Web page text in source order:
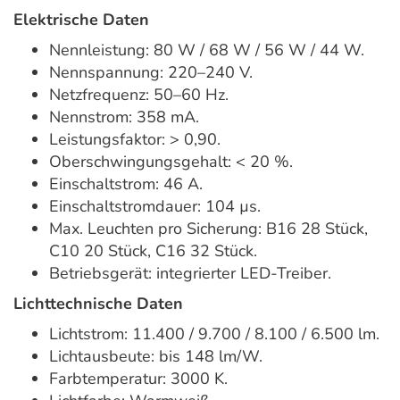
Elektrische Daten
Nennleistung: 80 W / 68 W / 56 W / 44 W.
Nennspannung: 220–240 V.
Netzfrequenz: 50–60 Hz.
Nennstrom: 358 mA.
Leistungsfaktor: > 0,90.
Oberschwingungsgehalt: < 20 %.
Einschaltstrom: 46 A.
Einschaltstromdauer: 104 µs.
Max. Leuchten pro Sicherung: B16 28 Stück,
C10 20 Stück, C16 32 Stück.
Betriebsgerät: integrierter LED-Treiber.
Lichttechnische Daten
Lichtstrom: 11.400 / 9.700 / 8.100 / 6.500 lm.
Lichtausbeute: bis 148 lm/W.
Farbtemperatur: 3000 K.